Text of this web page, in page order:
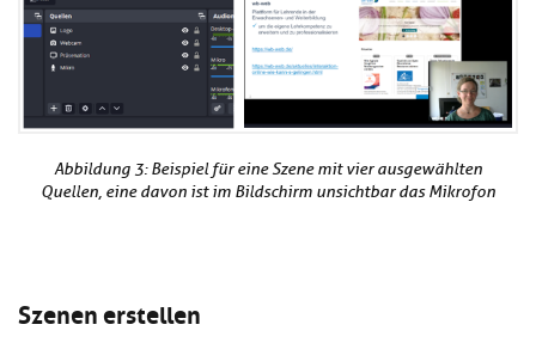
Abbildung 3: Beispiel für eine Szene mit vier ausgewählten
Quellen, eine davon ist im Bildschirm unsichtbar das Mikrofon
Szenen erstellen